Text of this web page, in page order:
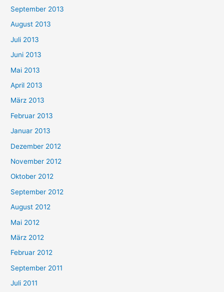
September 2013
August 2013
Juli 2013
Juni 2013
Mai 2013
April 2013
März 2013
Februar 2013
Januar 2013
Dezember 2012
November 2012
Oktober 2012
September 2012
August 2012
Mai 2012
März 2012
Februar 2012
September 2011
Juli 2011